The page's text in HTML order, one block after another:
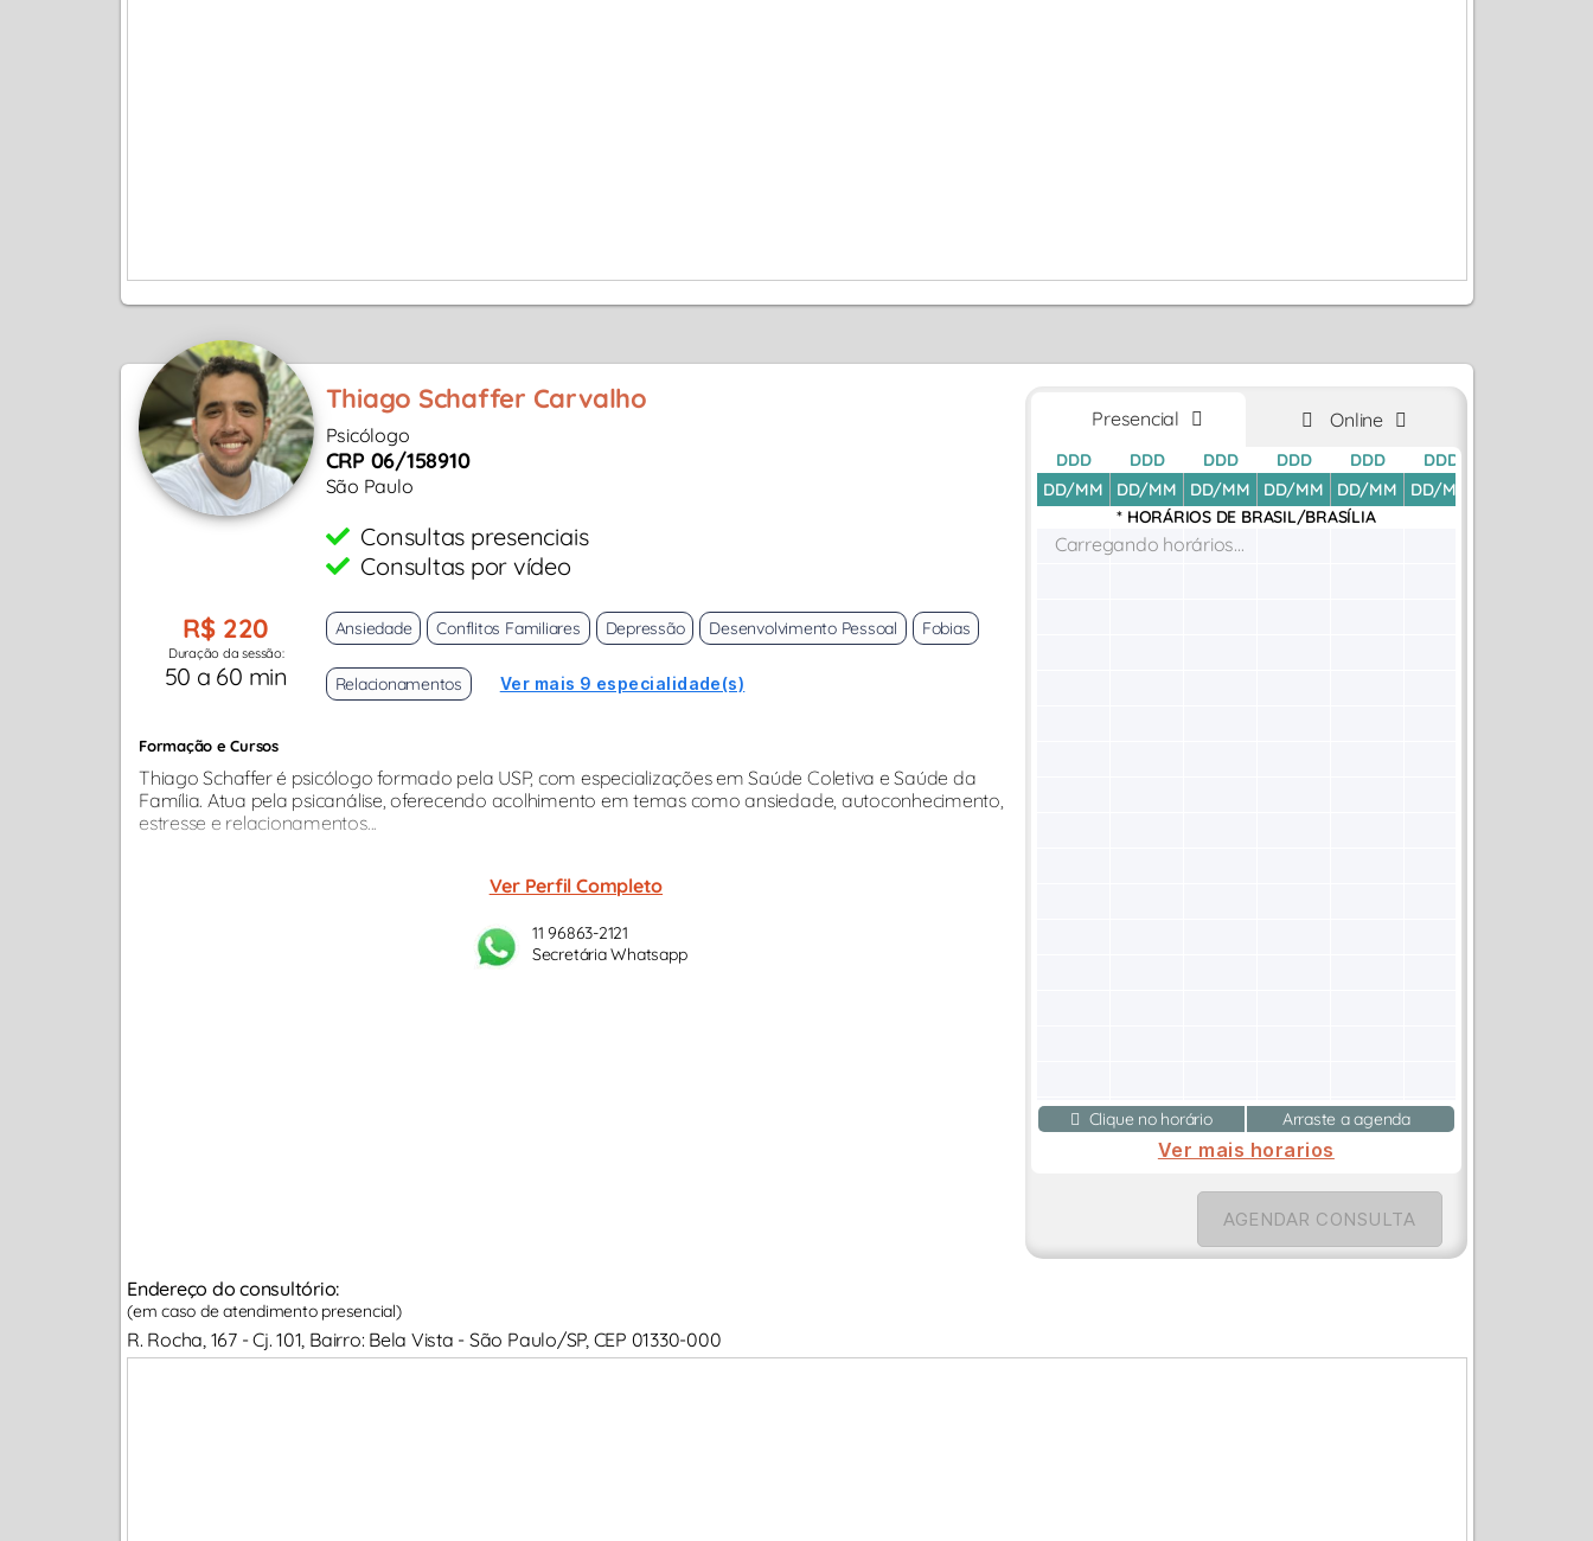
Thiago Schaffer Carvalho
Psicólogo
CRP 06/158910
São Paulo
Consultas presenciais
Consultas por vídeo
R$ 220
Duração da sessão:
50 a 60 min
Ansiedade Conflitos Familiares Depressão Desenvolvimento Pessoal Fobias
Relacionamentos Ver mais 9 especialidade(s)
Formação e Cursos
Thiago Schaffer é psicólogo formado pela USP, com especializações em Saúde Coletiva e Saúde da
Família. Atua pela psicanálise, oferecendo acolhimento em temas como ansiedade, autoconhecimento,
estresse e relacionamentos...
Ver Perfil Completo
11 96863-2121
Secretária Whatsapp
Presencial Online
DDD
DD/MM
DDD
DD/MM
DDD
DD/MM
DDD
DD/MM
DDD
DD/MM
DDD
DD/MM
* HORÁRIOS DE BRASIL/BRASÍLIA
Carregando horários...
Clique no horário Arraste a agenda
Ver mais horarios
AGENDAR CONSULTA
Endereço do consultório:
(em caso de atendimento presencial)
R. Rocha, 167 - Cj. 101, Bairro: Bela Vista - São Paulo/SP, CEP 01330-000